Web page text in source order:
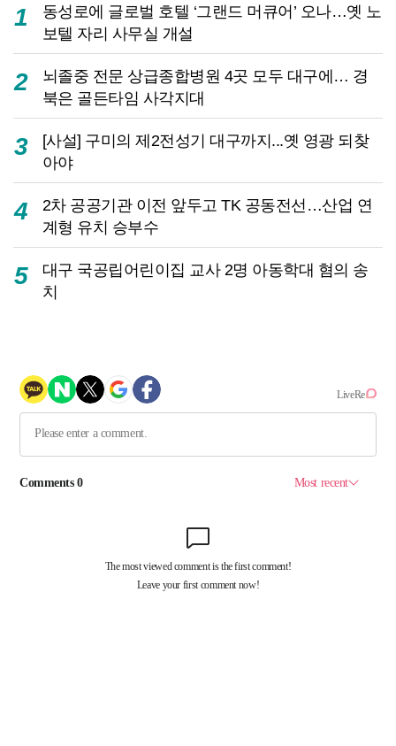
1
동성로에 글로벌 호텔 ‘그랜드 머큐어’ 오나…옛 노
보텔 자리 사무실 개설
2
뇌졸중 전문 상급종합병원 4곳 모두 대구에… 경
북은 골든타임 사각지대
3
[사설] 구미의 제2전성기 대구까지...옛 영광 되찾
아야
4
2차 공공기관 이전 앞두고 TK 공동전선…산업 연
계형 유치 승부수
5
대구 국공립어린이집 교사 2명 아동학대 혐의 송
치